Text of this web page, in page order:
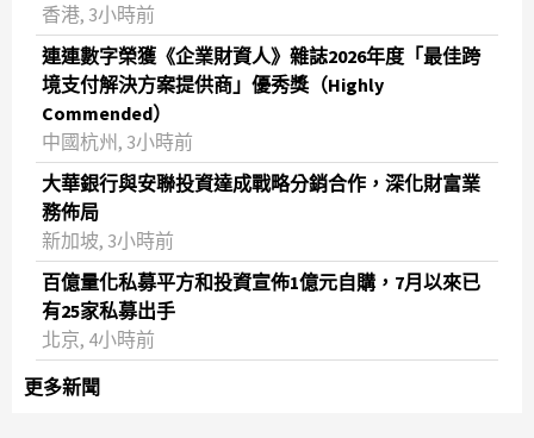
香港, 3小時前
連連數字榮獲《企業財資人》雜誌2026年度「最佳跨
境支付解決方案提供商」優秀獎（Highly
Commended）
中國杭州, 3小時前
大華銀行與安聯投資達成戰略分銷合作，深化財富業
務佈局
新加坡, 3小時前
百億量化私募平方和投資宣佈1億元自購，7月以來已
有25家私募出手
北京, 4小時前
更多新聞